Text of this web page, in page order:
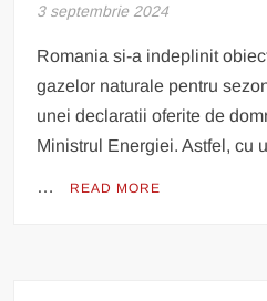
3 septembrie 2024
Romania si-a indeplinit
gazelor naturale pentru
unei declaratii oferite de
Ministrul Energiei. Astfel, cu
… READ MORE